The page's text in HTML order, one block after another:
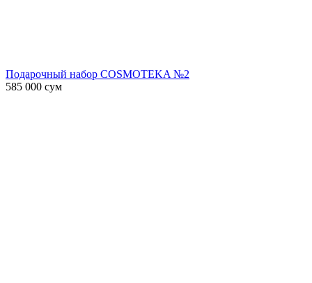
Подарочный набор COSMOTEKA №2
585 000 сум